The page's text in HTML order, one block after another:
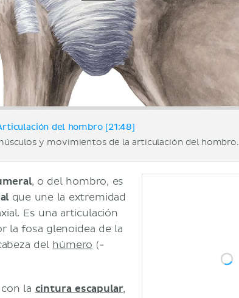
del hombro [21:48]
y movimientos de la articulación del hombro.
, o del hombro, es
que une la extremidad
Es una articulación
la fosa glenoidea de la
del húmero (-
la cintura escapular,